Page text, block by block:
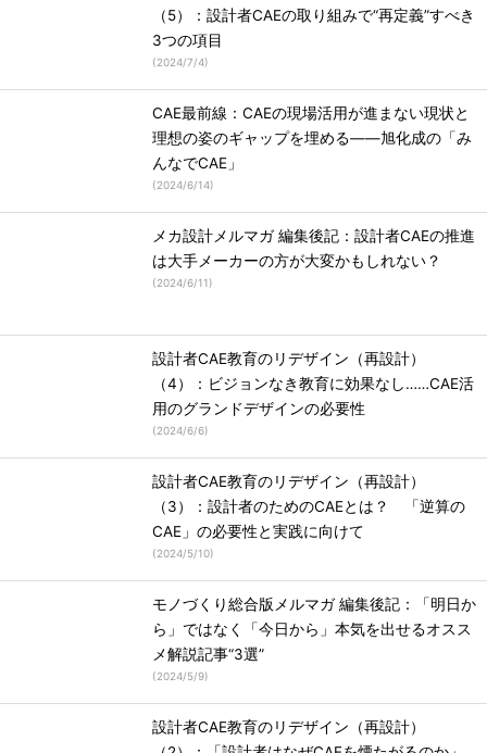
（5）：設計者CAEの取り組みで“再定義”すべき
3つの項目
(2024/7/4)
CAE最前線：CAEの現場活用が進まない現状と
理想の姿のギャップを埋める――旭化成の「み
んなでCAE」
(2024/6/14)
メカ設計メルマガ 編集後記：設計者CAEの推進
は大手メーカーの方が大変かもしれない？
(2024/6/11)
設計者CAE教育のリデザイン（再設計）
（4）：ビジョンなき教育に効果なし……CAE活
用のグランドデザインの必要性
(2024/6/6)
設計者CAE教育のリデザイン（再設計）
（3）：設計者のためのCAEとは？ 「逆算の
CAE」の必要性と実践に向けて
(2024/5/10)
モノづくり総合版メルマガ 編集後記：「明日か
ら」ではなく「今日から」本気を出せるオスス
メ解説記事“3選”
(2024/5/9)
設計者CAE教育のリデザイン（再設計）